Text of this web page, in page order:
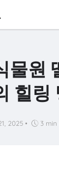
물원
힐링
2025 • 3 min